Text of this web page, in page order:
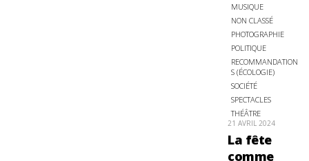
MUSIQUE
NON CLASSÉ
PHOTOGRAPHIE
POLITIQUE
RECOMMANDATION
S (ÉCOLOGIE)
SOCIÉTÉ
SPECTACLES
THÉÂTRE
21 AVRIL 2024
La fête
comme